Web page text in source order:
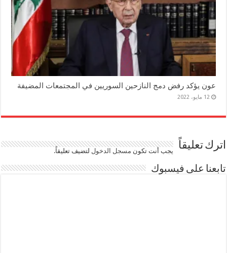
عون يؤكد رفض دمج النازحين السوريين في المجتمعات المضيفة
12 مايو، 2022
اترك تعليقاً يجب أنت تكون مسجل الدخوللتضيف تعليقاً.
تابعنا على فيسبوك